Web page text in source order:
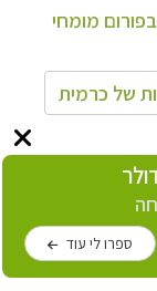
בפורום מומחי
של כרמית
ספרו לי עוד